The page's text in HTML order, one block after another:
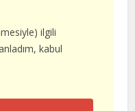
ilgili
kabul